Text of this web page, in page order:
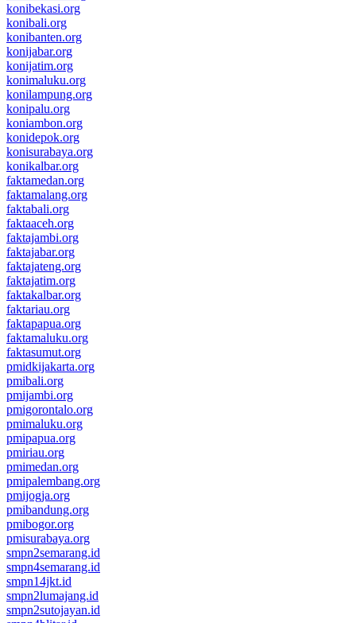
konibekasi.org
konibali.org
konibanten.org
konijabar.org
konijatim.org
konimaluku.org
konilampung.org
konipalu.org
koniambon.org
konidepok.org
konisurabaya.org
konikalbar.org
faktamedan.org
faktamalang.org
faktabali.org
faktaaceh.org
faktajambi.org
faktajabar.org
faktajateng.org
faktajatim.org
faktakalbar.org
faktariau.org
faktapapua.org
faktamaluku.org
faktasumut.org
pmidkijakarta.org
pmibali.org
pmijambi.org
pmigorontalo.org
pmimaluku.org
pmipapua.org
pmiriau.org
pmimedan.org
pmipalembang.org
pmijogja.org
pmibandung.org
pmibogor.org
pmisurabaya.org
smpn2semarang.id
smpn4semarang.id
smpn14jkt.id
smpn2lumajang.id
smpn2sutojayan.id